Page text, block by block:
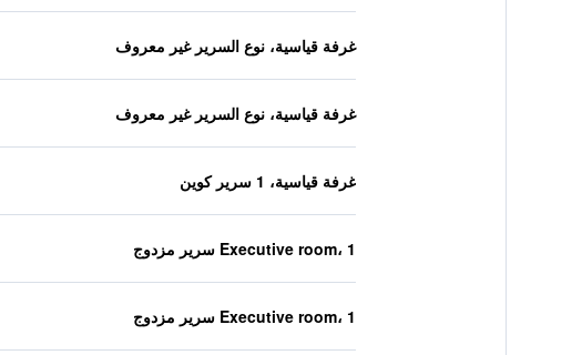
غرفة قياسية، نوع السرير غير معروف
غرفة قياسية، نوع السرير غير معروف
غرفة قياسية، 1 سرير كوين
Executive room، 1 سرير مزدوج
Executive room، 1 سرير مزدوج